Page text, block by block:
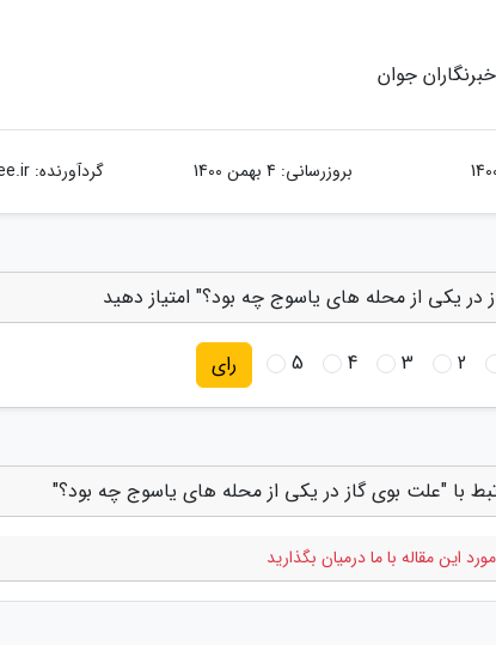
جوان
بروزرسانی: 4 بهمن 1400 گردآورنده:
در یکی از محله های یاسوج چه بود؟" امتیاز دهید
2
3
4
5 رای
با "علت بوی گاز در یکی از محله های یاسوج چه بود؟"
این مقاله با ما درمیان بگذارید